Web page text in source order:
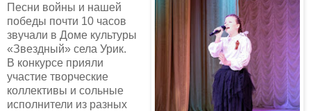
Песни войны и нашей
победы почти 10 часов
звучали в Доме культуры
«Звездный» села Урик.
В конкурсе прияли
участие творческие
коллективы и сольные
исполнители из разных